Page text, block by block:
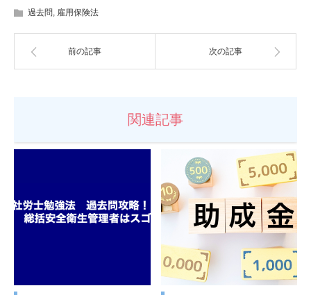
過去問 雇用保険法
前の記事 次の記事
関連記事